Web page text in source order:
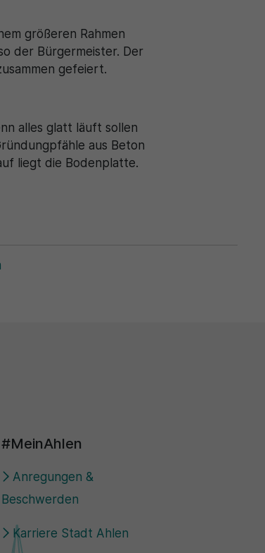
größeren Rahmen
der Bürgermeister. Der
gefeiert.
alles glatt läuft sollen
aus Beton
liegt die Bodenplatte.
#MeinAhlen
Anregungen &
Beschwerden
Karriere Stadt Ahlen